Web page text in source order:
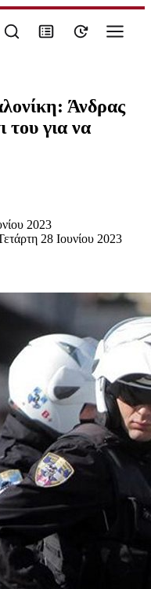
Άνδρας
του για να
2023
28 Ιουνίου 2023